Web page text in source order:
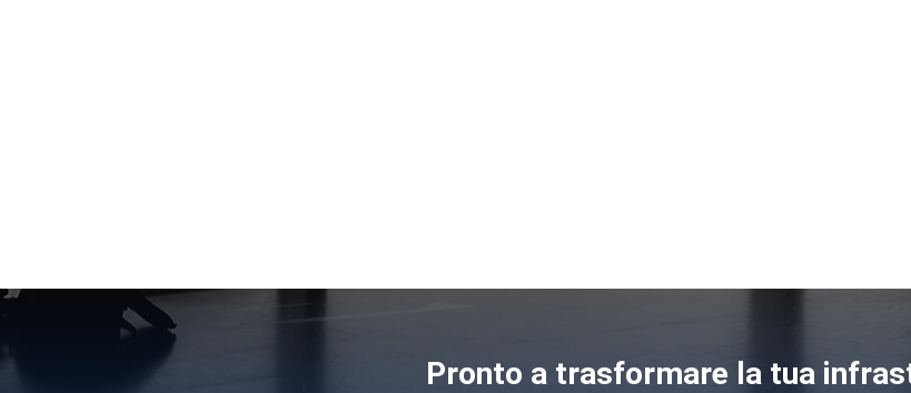
Pronto a trasformare la tua